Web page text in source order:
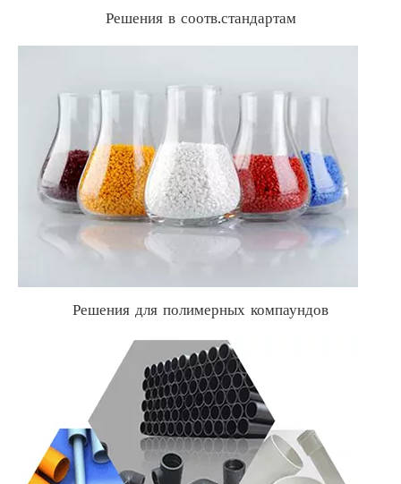
Решения в соотв.стандартам
Решения для полимерных компаундов